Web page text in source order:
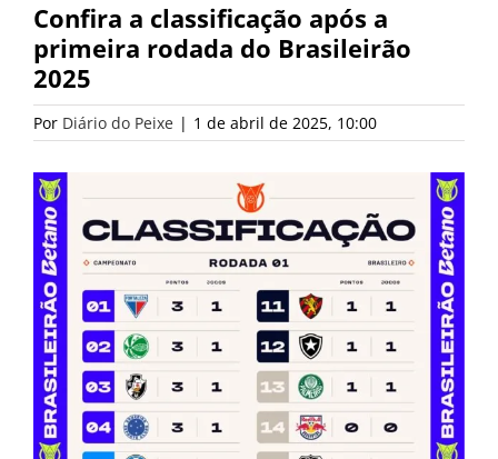
Confira a classificação após a
primeira rodada do Brasileirão
2025
Por Diário do Peixe | 1 de abril de 2025, 10:00